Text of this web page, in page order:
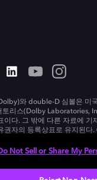
와 double-D 심볼은 미
토리스(Dolby Laboratories,
이다. 그 밖에 다른 자료에 기
권자의 등록상표로 유지된
Not Sell or Share My